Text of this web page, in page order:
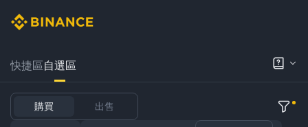
快捷區自選區
購買 出售